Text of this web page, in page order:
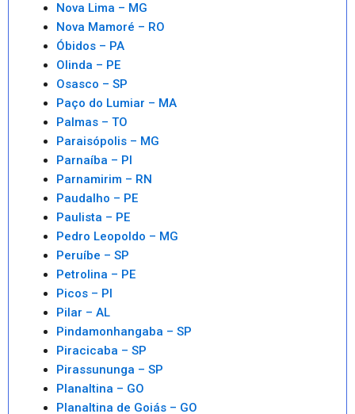
Nova Lima – MG
Nova Mamoré – RO
Óbidos – PA
Olinda – PE
Osasco – SP
Paço do Lumiar – MA
Palmas – TO
Paraisópolis – MG
Parnaíba – PI
Parnamirim – RN
Paudalho – PE
Paulista – PE
Pedro Leopoldo – MG
Peruíbe – SP
Petrolina – PE
Picos – PI
Pilar – AL
Pindamonhangaba – SP
Piracicaba – SP
Pirassununga – SP
Planaltina – GO
Planaltina de Goiás – GO